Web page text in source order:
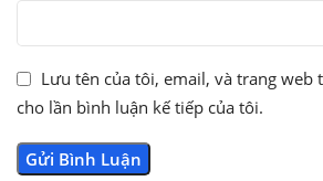
Lưu tên của tôi, email, và trang
cho lần bình luận kế tiếp của tôi.